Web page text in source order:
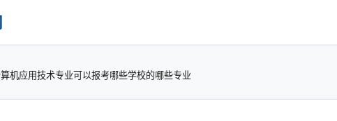
机应用技术专业可以报考哪些学校的哪些专业